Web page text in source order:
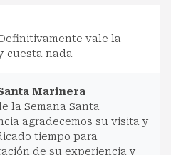
vale la
cuesta nada
Marinera
la Semana Santa
agradecemos su visita y
tiempo para
de su experiencia y